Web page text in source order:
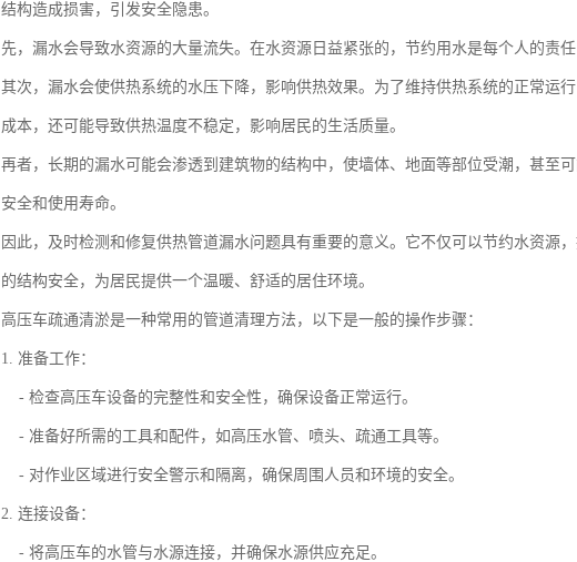
结构造成损害，引发安全隐患。
先，漏水会导致水资源的大量流失。在水资源日益紧张的，节约用水是每个人的责
其次，漏水会使供热系统的水压下降，影响供热效果。为了维持供热系统的正常运
成本，还可能导致供热温度不稳定，影响居民的生活质量。
再者，长期的漏水可能会渗透到建筑物的结构中，使墙体、地面等部位受潮，甚至
安全和使用寿命。
因此，及时检测和修复供热管道漏水问题具有重要的意义。它不仅可以节约水资源
的结构安全，为居民提供一个温暖、舒适的居住环境。
高压车疏通清淤是一种常用的管道清理方法，以下是一般的操作步骤：
1. 准备工作：
- 检查高压车设备的完整性和安全性，确保设备正常运行。
- 准备好所需的工具和配件，如高压水管、喷头、疏通工具等。
- 对作业区域进行安全警示和隔离，确保周围人员和环境的安全。
2. 连接设备：
- 将高压车的水管与水源连接，并确保水源供应充足。